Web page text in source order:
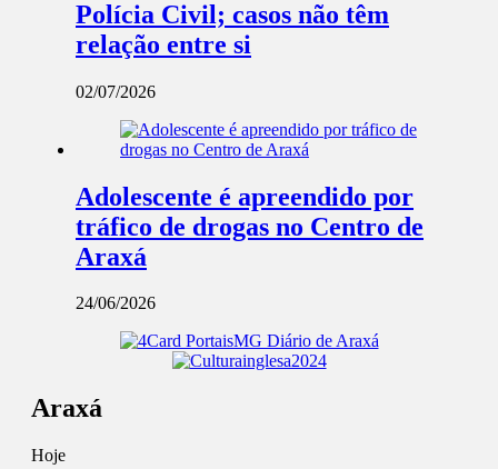
Polícia Civil; casos não têm
relação entre si
02/07/2026
Adolescente é apreendido por
tráfico de drogas no Centro de
Araxá
24/06/2026
Araxá
Hoje